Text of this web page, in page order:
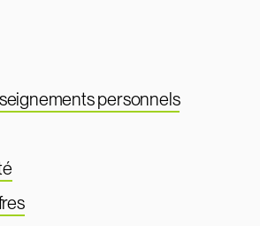
personnels